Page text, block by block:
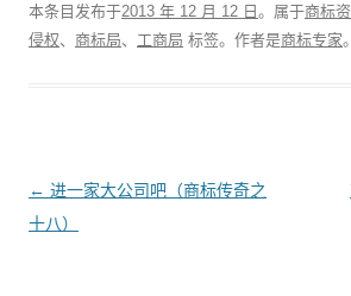
本条目发布于2013 年 12 月 12 日 。属于商标
侵权、 商标局、 工商局 标签。 作者是商标专家。
文
章
← 进一家大公司吧（商标传奇之
十八）